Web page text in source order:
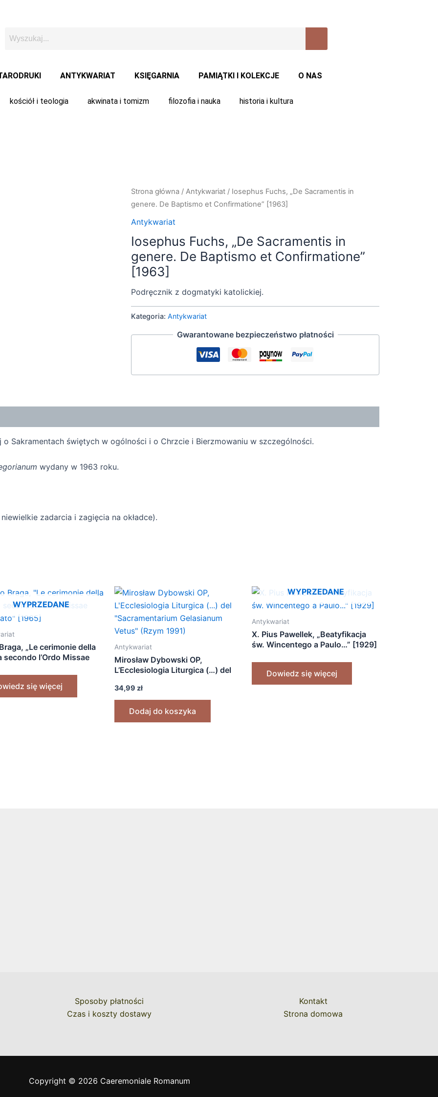
ANTYKWARIAT KSIĘGARNIA PAMIĄTKI I KOLEKCJE O NAS
kościół i teologia akwinata i tomizm filozofia i nauka historia i kultura
Strona główna /Antykwariat / Iosephus Fuchs, „De Sacramentis in
genere. De Baptismo et Confirmatione” [1963]
Antykwariat
Iosephus Fuchs, „De Sacramentis in
genere. De Baptismo et Confirmatione”
[1963]
Podręcznik z dogmatyki katolickiej.
Kategoria:Antykwariat
Gwarantowane bezpieczeństwo płatności
Sakramentach świętych w ogólności i o Chrzcie i Bierzmowaniu w szczególności.
wydany w 1963 roku.
zadarcia i zagięcia na okładce).
WYPRZEDANE
„Le cerimonie della
secondo l’Ordo Missae
się więcej
Antykwariat
Mirosław Dybowski OP,
L’Ecclesiologia Liturgica (…) del
Vetus” (Rzym 1991)
34,99 zł
Dodaj do koszyka
WYPRZEDANE
Antykwariat
X. Pius Pawellek, „Beatyfikacja
św. Wincentego a Paulo…” [1929]
Dowiedz się więcej
Sposoby płatności
Czas i koszty dostawy
Kontakt
Strona domowa
Copyright © 2026 Caeremoniale Romanum